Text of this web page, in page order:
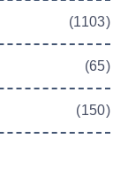
(1103)
(65)
(150)